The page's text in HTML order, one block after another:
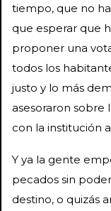
tiempo, que no
que esperar que
proponer una
todos los
justo y lo más
asesoraron sobre
con la institución
Y ya la gente
pecados sin
destino, o quizás